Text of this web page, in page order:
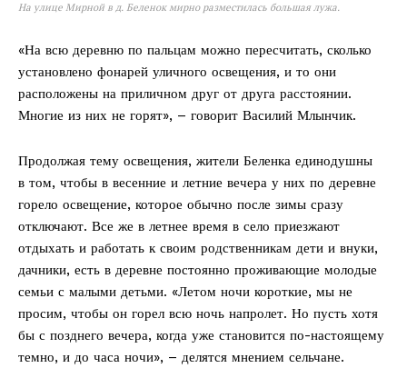
На улице Мирной в д. Беленок мирно разместилась большая лужа.
«На всю деревню по пальцам можно пересчитать, сколько
установлено фонарей уличного освещения, и то они
расположены на приличном друг от друга расстоянии.
Многие из них не горят», – говорит Василий Млынчик.
Продолжая тему освещения, жители Беленка единодушны
в том, чтобы в весенние и летние вечера у них по деревне
горело освещение, которое обычно после зимы сразу
отключают. Все же в летнее время в село приезжают
отдыхать и работать к своим родственникам дети и внуки,
дачники, есть в деревне постоянно проживающие молодые
семьи с малыми детьми. «Летом ночи короткие, мы не
просим, чтобы он горел всю ночь напролет. Но пусть хотя
бы с позднего вечера, когда уже становится по-настоящему
темно, и до часа ночи», – делятся мнением сельчане.